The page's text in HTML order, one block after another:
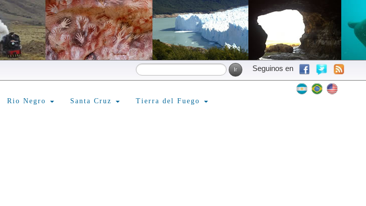
Seguinos en
Rio Negro Santa Cruz Tierra del Fuego